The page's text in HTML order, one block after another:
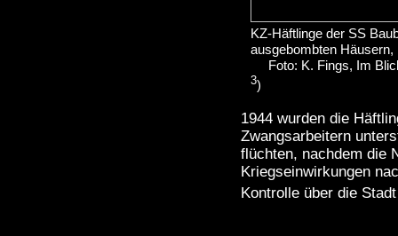
KZ-Häftlinge der SS
ausgebombten Häusern,
Foto: K. Fings, Im
3)
1944 wurden die
Zwangsarbeitern
flüchten, nachdem die
Kriegseinwirkungen
Kontrolle über die